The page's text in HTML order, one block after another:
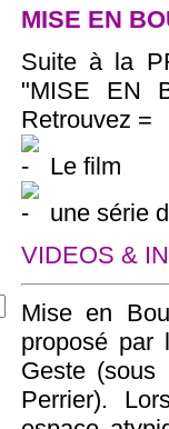
MISE EN
Suite à la
"MISE EN
Retrouvez =
Le film
une série
VIDEOS &
Mise en
proposé par
Geste (sous
Perrier).